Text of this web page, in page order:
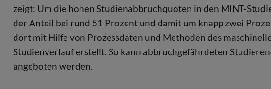
zeigt: Um die hohen Studienabbruchquoten in den MINT-
der Anteil bei rund 51 Prozent und damit um knapp zwei
dort mit Hilfe von Prozessdaten und Methoden des
Studienverlauf erstellt. So kann abbruchgefährdeten
angeboten werden.